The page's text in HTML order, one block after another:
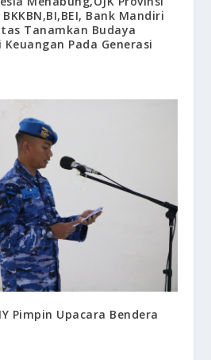
Bank Mandiri
Tanamkan Budaya
Pada Generasi
Pimpin Upacara Bendera